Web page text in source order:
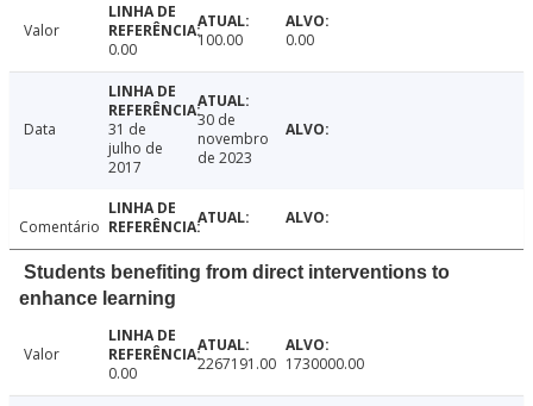
Valor
0.00
100.00 0.00
Data
31 de
julho de
2017
30 de
novembro
de 2023
Comentário
Students benefiting from direct interventions to
enhance learning
Valor
0.00
2267191.00 1730000.00